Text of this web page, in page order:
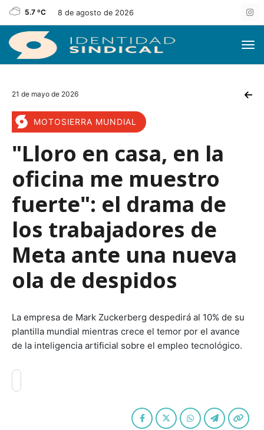
5.7 ºC 8 de agosto de 2026
21 de mayo de 2026
MOTOSIERRA MUNDIAL
"Lloro en casa, en la
oficina me muestro
fuerte": el drama de
los trabajadores de
Meta ante una nueva
ola de despidos
La empresa de Mark Zuckerberg despedirá al 10% de su
plantilla mundial mientras crece el temor por el avance
de la inteligencia artificial sobre el empleo tecnológico.